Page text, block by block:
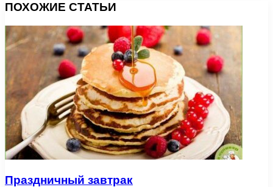
ПОХОЖИЕ СТАТЬИ
Праздничный завтрак